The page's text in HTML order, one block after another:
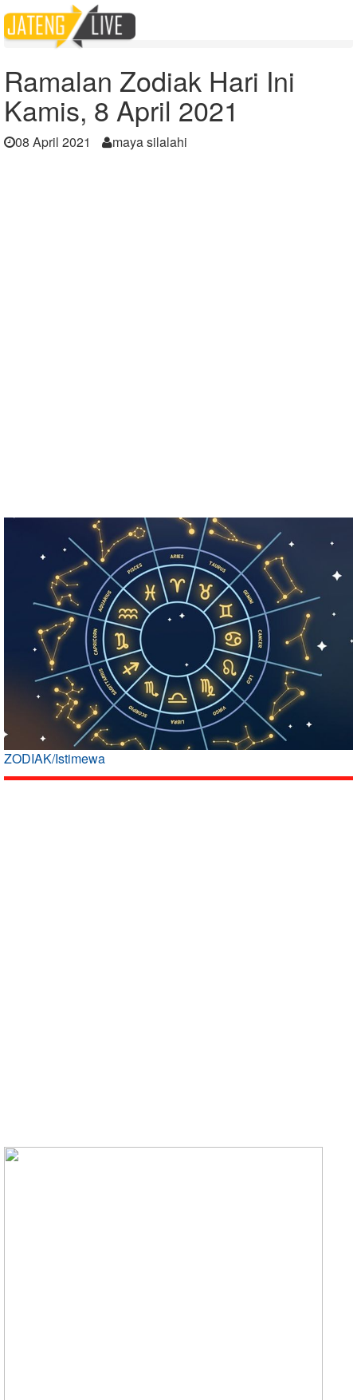
Home
Berita
Ramalan Zodiak Hari Ini Kamis, 8 April 2021
Ramalan Zodiak Hari Ini
Kamis, 8 April 2021
08 April 2021 maya silalahi
ZODIAK/Istimewa